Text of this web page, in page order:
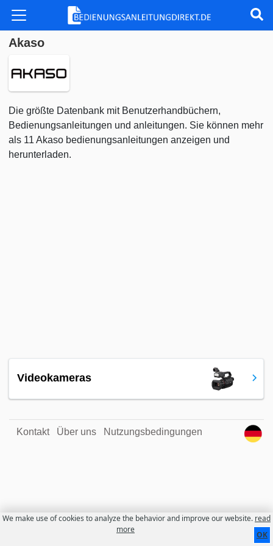
Akaso
Die größte Datenbank mit Benutzerhandbüchern,
Bedienungsanleitungen und anleitungen. Sie können mehr
als 11 Akaso bedienungsanleitungen anzeigen und
herunterladen.
Videokameras
Kontakt Über uns Nutzungsbedingungen
We make use of cookies to analyze the behavior and improve our website. read
more
OK